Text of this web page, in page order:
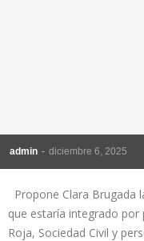
admin - diciembre 6, 2025
Propone Clara Brugada
que estaría integrado por
Roja, Sociedad Civil y